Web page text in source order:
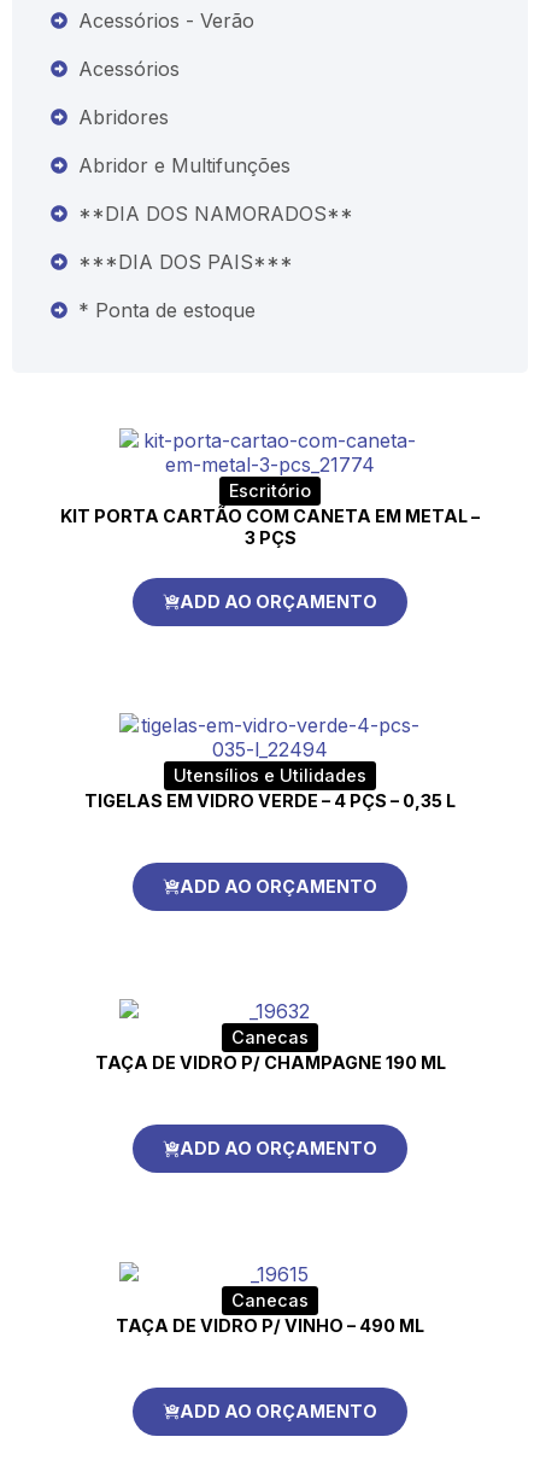
Acessórios - Verão
Acessórios
Abridores
Abridor e Multifunções
**DIA DOS NAMORADOS**
***DIA DOS PAIS***
* Ponta de estoque
Escritório
KIT PORTA CARTÃO COM CANETA EM METAL –
3 PÇS
ADD AO ORÇAMENTO
Utensílios e Utilidades
TIGELAS EM VIDRO VERDE – 4 PÇS – 0,35 L
ADD AO ORÇAMENTO
Canecas
TAÇA DE VIDRO P/ CHAMPAGNE 190 ML
ADD AO ORÇAMENTO
Canecas
TAÇA DE VIDRO P/ VINHO – 490 ML
ADD AO ORÇAMENTO